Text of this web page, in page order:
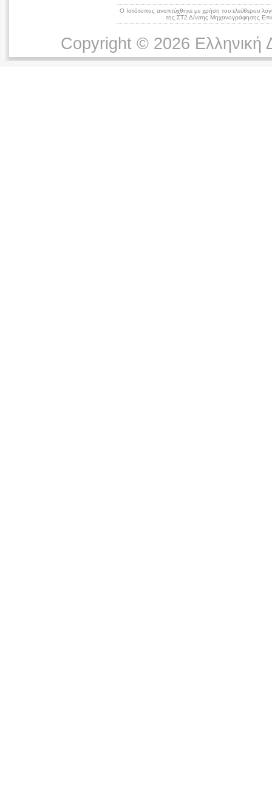
Ο Ιστότοπος αναπτύχθηκε με χρήση του ελεύθερου
της ΣΤ2 Δ/νσης Μηχανογράφησης
Copyright © 2026